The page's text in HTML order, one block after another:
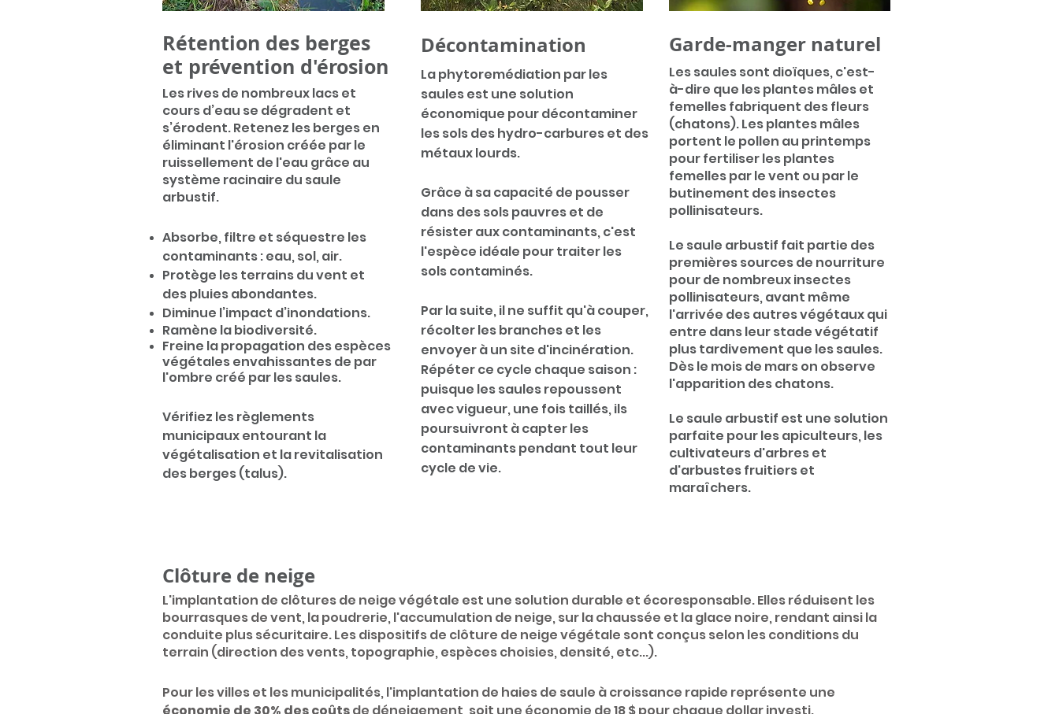
Rétention des berges
et prévention d'érosion
Lesrives de nombreux lacs et
cours d’eau se dégradent et
s’érodent. Retenez les berges en
éliminant l'érosion créée par le
ruissellement de l'eau grâce au
système racinaire du saule
arbustif.
Absorbe, filtre et séquestre les
contaminants : eau, sol, air.
Protège les terrains du vent et
des pluies abondantes.
Diminue l’impact d’inondations.
Ramène la biodiversité.
Freine la propagation des espèces
végétales envahissantes de par
l'ombre créé par les saules.
Vérifiez les règlements
municipaux entourant la
végétalisation et la revitalisation
des berges (talus).
Décontamination
La phytoremédiation par les
saules est une solution
économique pour décontaminer
les sols des hydro-carbures et des
métaux lourds.
Grâce à sa capacité de pousser
dans des sols pauvres et de
résister aux contaminants, c'est
l'espèce idéale pour traiter les
sols contaminés.
Par la suite, il ne suffit qu'à couper,
récolter les branches et les
envoyer à un site d'incinération.
Répéter ce cycle chaque saison :
puisque les saules repoussent
avec vigueur, une fois taillés, ils
poursuivront à capter les
contaminants pendant tout leur
cycle de vie.
Garde-manger naturel
Les saules sont dioïques, c'est-
à-dire que les plantes mâles et
femelles fabriquent des fleurs
(chatons). Les plantes mâles
portent le pollen au printemps
pour fertiliser les plantes
femelles par le vent ou par le
butinement des insectes
pollinisateurs.
Le saule arbustif fait partie des
premières sources de nourriture
pour de nombreux insectes
pollinisateurs, avant même
l'arrivée des autres végétaux qui
entre dans leur stade végétatif
plus tardivement que les saules.
Dès le mois de mars on observe
l'apparition des chatons.
Le saule arbustif est une solution
parfaite pour les apiculteurs, les
cultivateurs d'arbres et
d'arbustes fruitiers et
maraîchers.
Clôture de neige
L'implantation de clôtures de neige végétale est une solution durable et écoresponsable. Ellesréduisent les
bourrasques de vent, la poudrerie, l'accumulation de neige, surla chaussée et la glace noire, rendant ainsi la
conduite plus sécuritaire.Les dispositifs de clôture de neige végétale sont conçus selon les conditions du
terrain (direction des vents, topographie, espèces choisies, densité, etc...).
Pour les villes et les municipalités, l'implantation de haies de saule à croissance rapide représente une